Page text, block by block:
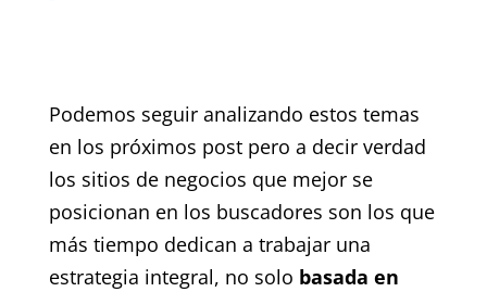
Podemos seguir analizando estos temas
en los próximos post pero a decir verdad
los sitios de negocios que mejor se
posicionan en los buscadores son los que
más tiempo dedican a trabajar una
estrategia integral, no solo basada en